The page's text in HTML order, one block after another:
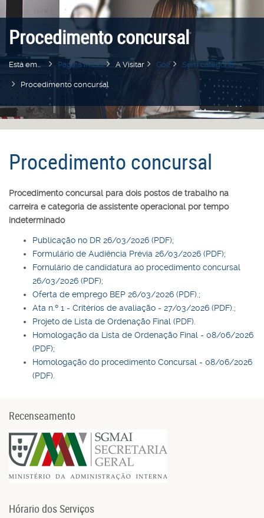
Procedimento concursal
Está em... Pagina Inicial A Visitar Golf Sem categoria
Procedimento concursal
Procedimento concursal
Procedimento concursal para dois postos de trabalho na
carreira e categoria de assistente operacional por tempo
indeterminado
Publicação no DR 26/03/2026 (PDF);
Formulário de Audiência Prévia 26/03/2026 (PDF);
Fornulário de candidatura ao procedimento concursal
26/03/2026 (PDF);
Oferta de emprego BEP 26/03/2026 (PDF).;
Ata n.º 1 - Critérios de avaliação - 27/03/2026 (PDF).;
Projeto de Lista de Ordenação Final (PDF).
Homologação da Lista de Ordenação Final - 08/06/2026
(PDF);
Homologação do procedimento Concursal - 08/06/2026
(PDF).
Recenseamento
Hórario dos Serviços